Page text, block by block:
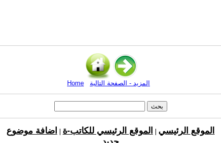
Home المزيد - الصفحة التالية
الموقع الرئيسي الموقع الرئيسي للكاتب-ة
اضافة موضوع